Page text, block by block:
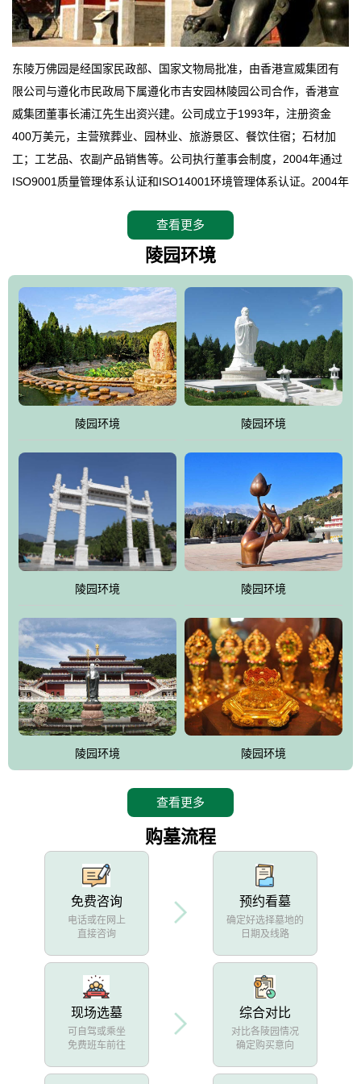
东陵万佛园是经国家民政部、国家文物局批准，由香港宣威集团有
限公司与遵化市民政局下属遵化市吉安园林陵园公司合作，香港宣
威集团董事长浦江先生出资兴建。公司成立于1993年，注册资金
400万美元，主营殡葬业、园林业、旅游景区、餐饮住宿；石材加
工；工艺品、农副产品销售等。公司执行董事会制度，2004年通过
ISO9001质量管理体系认证和ISO14001环境管理体系认证。2004年
拥有4A级旅游区头衔的花园式陵园，园内建有四星级酒店一座。
万佛园位于遵化市境内，座落在世界文化遗产清东陵地形墙内，地
形绝佳，地理位置优越，交通便利。公司以“建设全国顶级人生后花
园、打造佛教精品旅游圣地”为目标，以海外归侨、国内外知名人士
的墓地安葬、祭祀吊亡并结合旅游参观构成其主要使用功能；以苍
郁绚丽、优雅宜人的园林景观构成其外部形象。通过墓园建设与造
园手法相结合的默契操作，建成一处特色鲜明、服务周全、环境优
美、民族风格突出，与周边文物古迹交相呼应的极具吸引力的花园
式园林。
万佛园工程一期占地448亩，目前完成投资近12亿元人民币，园区采
用全仿古式建筑，寻求与世界文化遗产地清东陵的和谐统一，在园
区建设中寻求陵园建设与景区建设的有机融合，充分发挥独一无二
的地形优势，打造现代艺术园林，建设旅游景观、寺庙、酒店等综
合服务设施，服务于陵园经营，使企业的多元化经营项目相互依
托、相互促进，园区绿化覆盖率达90%。
查看更多
陵园环境
陵园环境 陵园环境
陵园环境 陵园环境
陵园环境 陵园环境
查看更多
购墓流程
免费咨询
电话或在网上
直接咨询
预约看墓
确定好选择墓地的
日期及线路
现场选墓
可自驾或乘坐
免费班车前往
综合对比
对比各陵园情况
确定购买意向